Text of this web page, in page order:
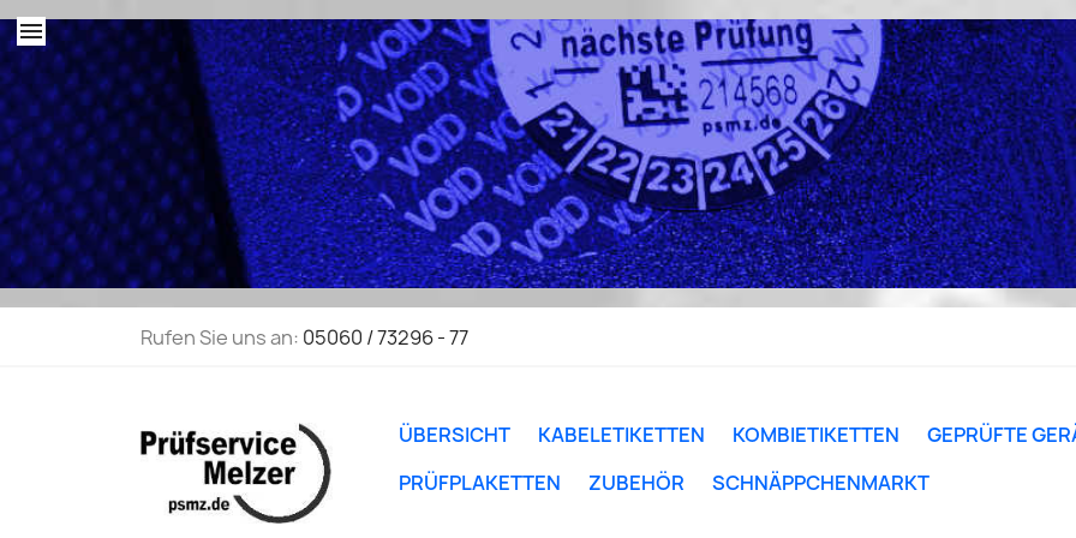
menu
Rufen Sie uns an: 05060 / 73296 - 77
ÜBERSICHT KABELETIKETTEN KOMBIETIKETTEN GEPRÜFTE
PRÜFPLAKETTEN
ZUBEHÖR SCHNÄPPCHENMARKT